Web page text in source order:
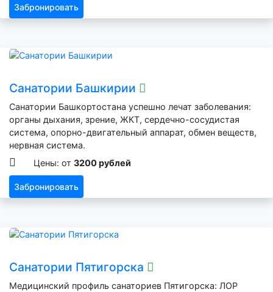
Забронировать
Санатории Башкирии
Санатории Башкортостана успешно лечат заболевания:
органы дыхания, зрение, ЖКТ, сердечно-сосудистая
система, опорно-двигательный аппарат, обмен веществ,
нервная система.
Цены: от 3200 рублей
Забронировать
Санатории Пятигорска
Медицинский профиль санаториев Пятигорска: ЛОР